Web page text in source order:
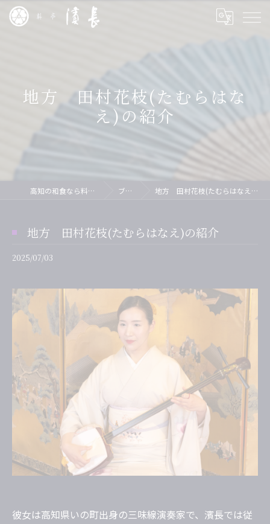
地方 田村花枝(たむらはな
え)の紹介
高知の和食なら料亭 濱長 ブログ 地方 田村花枝(たむらはなえ)の紹介
地方 田村花枝(たむらはなえ)の紹介
2025/07/03
彼女は高知県いの町出身の三味線演奏家で、濱長では従